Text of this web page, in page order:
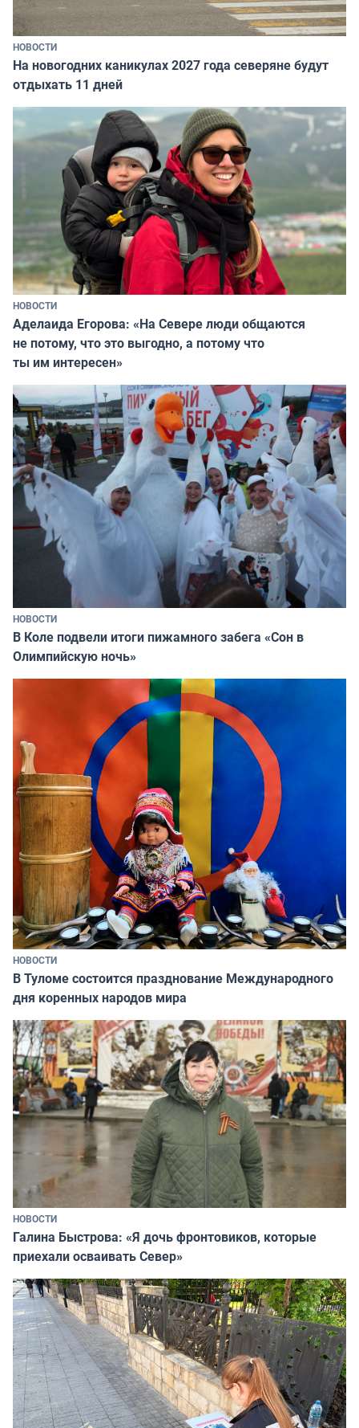
НОВОСТИ
На новогодних каникулах 2027 года северяне будут
отдыхать 11 дней
НОВОСТИ
Аделаида Егорова: «На Севере люди общаются
не потому, что это выгодно, а потому что
ты им интересен»
НОВОСТИ
В Коле подвели итоги пижамного забега «Сон в
Олимпийскую ночь»
НОВОСТИ
В Туломе состоится празднование Международного
дня коренных народов мира
НОВОСТИ
Галина Быстрова: «Я дочь фронтовиков, которые
приехали осваивать Север»